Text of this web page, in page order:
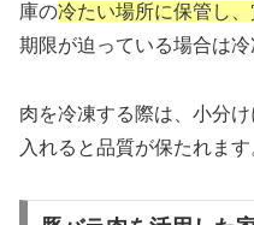
庫の冷たい場所に保管し、
期限が迫っている場合は冷
肉を冷凍する際は、小分
入れると品質が保たれます